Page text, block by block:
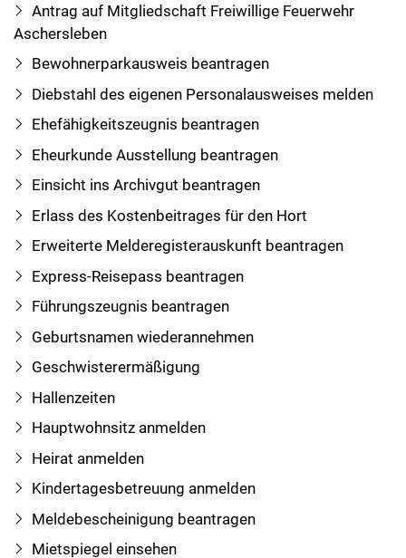
Antrag auf Mitgliedschaft Freiwillige Feuerwehr
Aschersleben
Bewohnerparkausweis beantragen
Diebstahl des eigenen Personalausweises melden
Ehefähigkeitszeugnis beantragen
Eheurkunde Ausstellung beantragen
Einsicht ins Archivgut beantragen
Erlass des Kostenbeitrages für den Hort
Erweiterte Melderegisterauskunft beantragen
Express-Reisepass beantragen
Führungszeugnis beantragen
Geburtsnamen wiederannehmen
Geschwisterermäßigung
Hallenzeiten
Hauptwohnsitz anmelden
Heirat anmelden
Kindertagesbetreuung anmelden
Meldebescheinigung beantragen
Mietspiegel einsehen